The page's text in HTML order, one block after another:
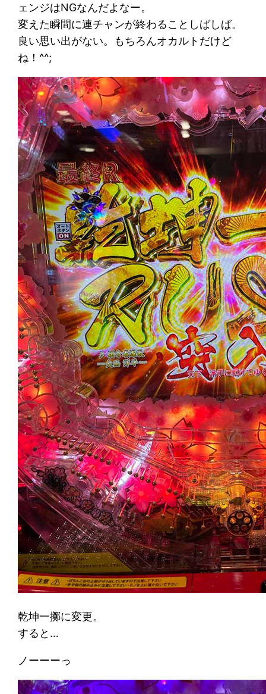
ェンジはNGなんだよなー。
変えた瞬間に連チャンが終わることしばしば。
良い思い出がない。もちろんオカルトだけど
ね！^^;
乾坤一擲に変更。
すると…
ノーーーっ